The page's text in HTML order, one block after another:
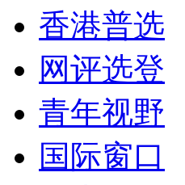
香港普选
网评选登
青年视野
国际窗口